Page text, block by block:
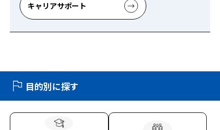
キャリアサポート
目的別に探す